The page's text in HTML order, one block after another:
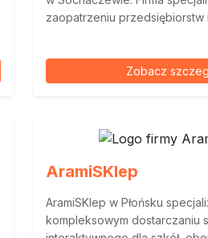
zaopatrzeniu przedsiębiorstw
Zobacz
AramiSKlep
AramiSKlep w Płońsku
kompleksowym dostarczaniu